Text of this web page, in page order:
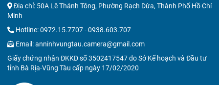
Địa chỉ: 50A Lê Thánh Tông, Phường Rạch Dừa, Thành Phố Hồ Chí
Minh
Hotline:0972.15.7707-0938.603.707
Email:anninhvungtau.camera@gmail.com
Giấy chứng nhận ĐKKD số 3502417547 do Sở Kế hoạch và Đầu tư
tỉnh Bà Rịa-Vũng Tàu cấp ngày 17/02/2020